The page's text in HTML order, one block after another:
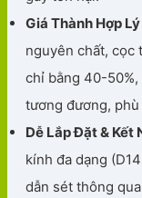
Giá Thành Hợp
nguyên chất, cọc
chỉ bằng 40-
tương đương,
Dễ Lắp Đặt & Kết
kính đa dạng
dẫn sét thông